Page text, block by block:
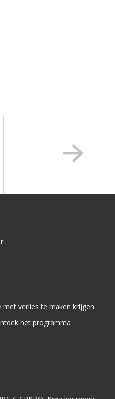
verlies te maken krijgen
het programma